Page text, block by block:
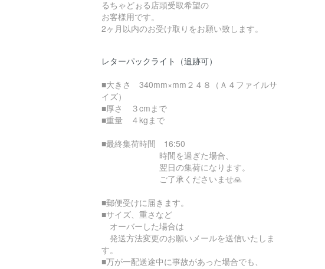
るちゃどぉる店頭受取希望の
お客様用です。
2ヶ月以内のお受け取りをお願い致します。
レターパックライト（追跡可）
■大きさ 340mm×mm２４８（Ａ４ファイルサ
イズ）
■厚さ ３cmまで
■重量 ４kgまで
■最終集荷時間 16:50
時間を過ぎた場合、
翌日の集荷になります。
ご了承くださいませ🙏
■郵便受けに届きます。
■サイズ、重さなど
オーバーした場合は
発送方法変更のお願いメールを送信いたしま
す。
■万が一配送途中に事故があった場合でも、